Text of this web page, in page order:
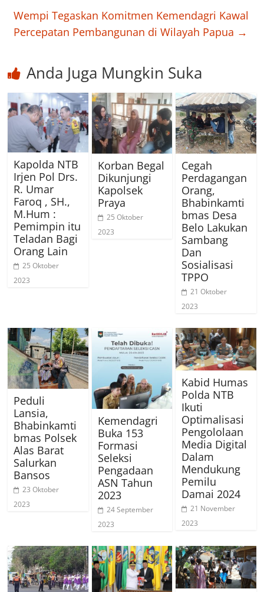
Wempi Tegaskan Komitmen Kemendagri Kawal
Percepatan Pembangunan di Wilayah Papua →
Anda Juga Mungkin Suka
Kapolda NTB
Irjen Pol Drs.
R. Umar
Faroq , SH.,
M.Hum :
Pemimpin itu
Teladan Bagi
Orang Lain
25 Oktober
2023
Korban Begal
Dikunjungi
Kapolsek
Praya
25 Oktober
2023
Cegah
Perdagangan
Orang,
Bhabinkamti
bmas Desa
Belo Lakukan
Sambang
Dan
Sosialisasi
TPPO
21 Oktober
2023
Peduli
Lansia,
Bhabinkamti
bmas Polsek
Alas Barat
Salurkan
Bansos
23 Oktober
2023
Kemendagri
Buka 153
Formasi
Seleksi
Pengadaan
ASN Tahun
2023
24 September
2023
Kabid Humas
Polda NTB
Ikuti
Optimalisasi
Pengololaan
Media Digital
Dalam
Mendukung
Pemilu
Damai 2024
21 November
2023